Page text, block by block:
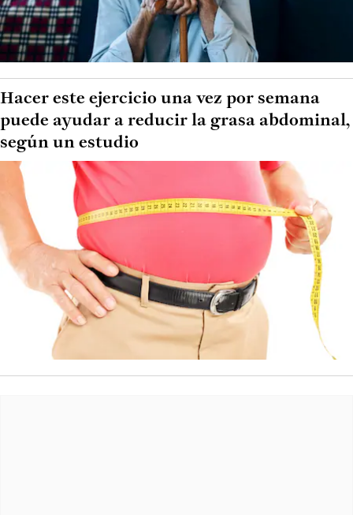
Hacer este ejercicio una vez por semana
puede ayudar a reducir la grasa abdominal,
según un estudio